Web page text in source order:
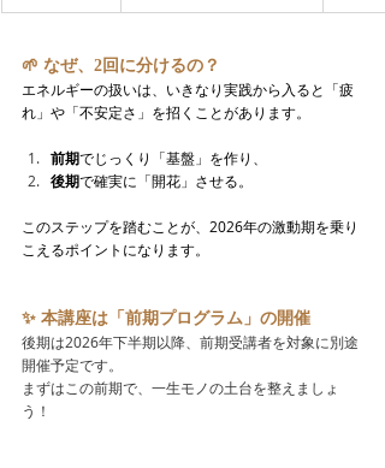
🌱 なぜ、2回に分けるの？
エネルギーの扱いは、いきなり実践から入ると「疲
れ」や「不安定さ」を招くことがあります。
前期でじっくり「基盤」を作り、
後期で確実に「開花」させる。
このステップを踏むことが、2026年の激動期を乗り
こえるポイントになります。
✨ 本講座は「前期プログラム」の開催
後期は2026年下半期以降、前期受講者を対象に別途
開催予定です。
まずはこの前期で、一生モノの土台を整えましょ
う！